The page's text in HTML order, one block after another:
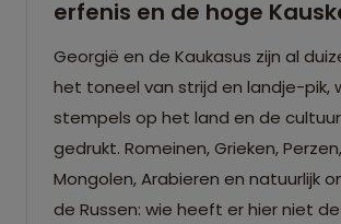
erfenis en de hoge
Georgië en de Kaukasus zijn al
het toneel van strijd en landje-pik,
stempels op het land en de cultuur
gedrukt. Romeinen, Grieken,
Mongolen, Arabieren en natuurlijk
de Russen: wie heeft er hier niet